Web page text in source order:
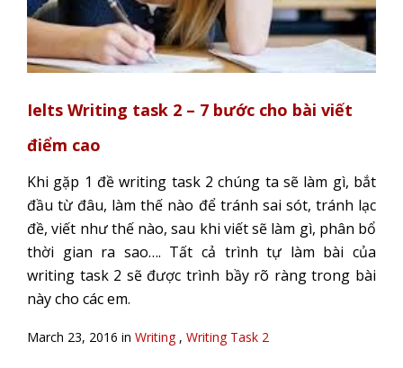
Ielts Writing task 2 – 7 bước cho bài viết
điểm cao
Khi gặp 1 đề writing task 2 chúng ta sẽ làm gì, bắt
đầu từ đâu, làm thế nào để tránh sai sót, tránh lạc
đề, viết như thế nào, sau khi viết sẽ làm gì, phân bổ
thời gian ra sao…. Tất cả trình tự làm bài của
writing task 2 sẽ được trình bầy rõ ràng trong bài
này cho các em.
March 23, 2016 in Writing, Writing Task 2